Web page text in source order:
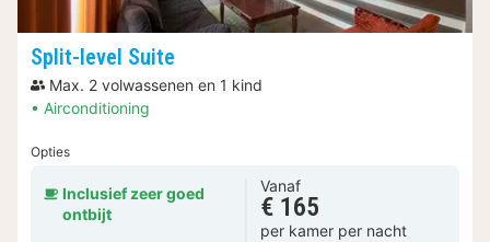
Split-level Suite
Max. 2 volwassenen en 1 kind
Airconditioning
Opties
Inclusief zeer goed
ontbijt
Vanaf
€ 165
per kamer per nacht